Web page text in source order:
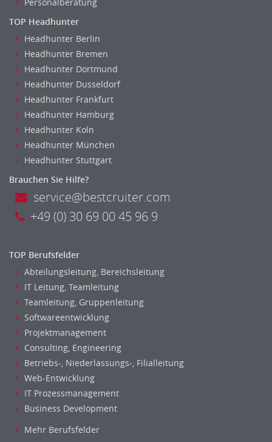
Heilerziehungspfleger
Logopädie
Pflegehelfer
Physiotherapie
Sanitätsdienst, ambulanter Dienst
Strahlentherapie
Außendienst
Immobilienmakler
Innendienst, Sachbearbeitung
Kundenservice
Vertrieb & Verkauf Leitung, Teamleitung
Telesales
Verkauf (Handel)
TOP Headhunter
Headhunter Berlin
Headhunter Bremen
Headhunter Dortmund
Headhunter Dusseldorf
Headhunter Frankfurt
Headhunter Hamburg
Headhunter Koln
Headhunter München
Headhunter Stuttgart
Brauchen Sie Hilfe?
service@bestcruiter.com
+49 (0) 30 69 00 45 96 9
TOP Berufsfelder
Abteilungsleitung, Bereichsleitung
IT Leitung, Teamleitung
Teamleitung, Gruppenleitung
Softwareentwicklung
Projektmanagement
Consulting, Engineering
Betriebs-, Niederlassungs-, Filialleitung
Web-Entwicklung
IT Prozessmanagement
Business Development
Mehr Berufsfelder